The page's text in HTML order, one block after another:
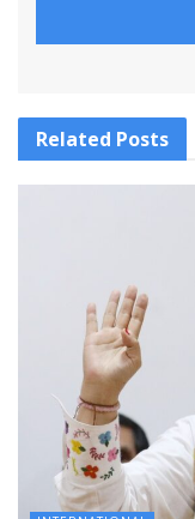
Related Posts